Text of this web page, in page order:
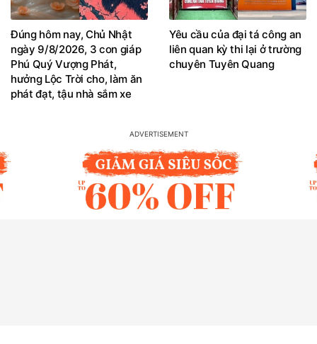
Đúng hôm nay, Chủ Nhật
ngày 9/8/2026, 3 con giáp
Phú Quý Vượng Phát,
hưởng Lộc Trời cho, làm ăn
phát đạt, tậu nhà sắm xe
Yêu cầu của đại tá công an
liên quan kỳ thi lại ở trường
chuyên Tuyên Quang